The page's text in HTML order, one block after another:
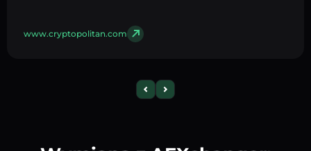
www.cryptopolitan.com